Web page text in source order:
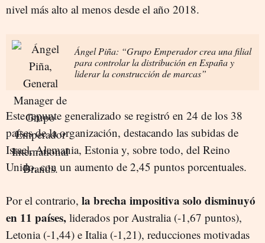
nivel más alto al menos desde el año 2018.
Ángel Piña: “Grupo Emperador crea una filial
para controlar la distribución en España y
liderar la construcción de marcas”
Este repunte generalizado se registró en 24 de los 38
países de la organización, destacando las subidas de
Israel, Alemania, Estonia y, sobre todo, del Reino
Unido, con un aumento de 2,45 puntos porcentuales.
Por el contrario, la brecha impositiva solo disminuyó
en 11 países, liderados por Australia (-1,67 puntos),
Letonia (-1,44) e Italia (-1,21), reducciones motivadas